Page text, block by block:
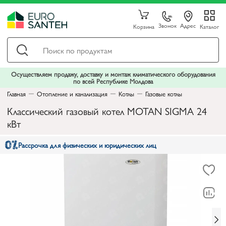
Корзина Звонок Адрес Каталог
Осуществляем продажу, доставку и монтаж климатического оборудования
по всей Республике Молдова
Главная
Отопление и канализация Котлы Газовые котлы
Классический газовый котел MOTAN SIGMA 24
кВт
Рассрочка для физических и юридических лиц